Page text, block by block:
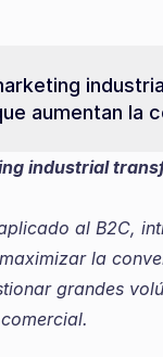
aumentan la
industrial
la
grandes